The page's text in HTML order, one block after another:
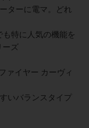
ターに電マ。どれ
特に人気の機能を
ーズ
ァイヤー カーヴィ
いバランスタイプ